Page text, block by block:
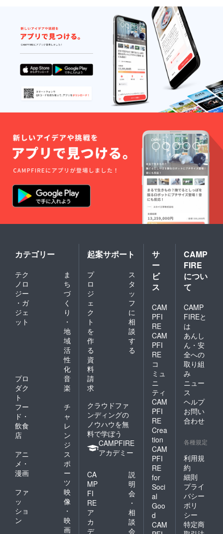
ルにご
返信く
ださ
い。
（JPEG
、
PNG、
GIF等画
像デー
タでは
掲載で
きかね
ま
す。）
名を掲
載ご希
望の場
合、
フォン
トはご
指定い
ただけ
ませ
ん。 ※
でリサ
行う場
合があ
ります
のであ
らかじ
めご了
承くだ
※以下の
場合は
キャン
セルと
させて
頂きま
す。 な
お、返
金は致
しかね
ますの
で何卒
ご了承
いただ
きます
ようお
たしま
【期限
までに
ご入稿
いただ
かった
場合】
【不適
切な表
現、言
カテゴリー
テク
ノロ
ジー
・ガ
ジェ
ット
ま
ち
づ
く
り
・
地
域
活
性
化
プロ
ダク
ト
音
楽
フー
ド・
飲食
店
チ
ャ
レ
ン
ジ
アニ
メ・
漫画
ス
ポ
ー
ツ
ファ
ッ
ショ
ン
映
像
・
映
画
起案サポート
プ
ロ
ジ
ェ
ク
ト
を
作
る
ス
タ
ッ
フ
に
相
談
す
る
資
料
請
求
クラウドファ
ンディングの
ノウハウを無
料で学ぼう
CAMPFIRE
アカデミー
CA
MP
FI
RE
ア
カ
デ
説
明
会
・
相
談
会
サ
ー
ビ
ス
CAM
PFI
RE
CAM
PFI
RE
コ
ミュ
ニ
ティ
CAM
PFI
RE
Crea
tion
CAM
PFI
RE
for
Soci
al
Goo
d
CAM
CAMP
FIRE
につい
て
CAMP
FIREと
は
あんし
ん・安
全への
取り組
み
ニュー
ス
ヘルプ
お問い
合わせ
各種規定
利用規
約
細則
プライ
バシー
ポリ
シー
特定商